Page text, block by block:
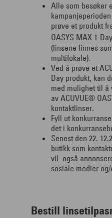
Alle som besøker
prøve et produkt
OASYS MAX 1-
(linsene finnes
multifokale).
Ved å prøve et
Day produkt, kan
med mulighet til å
av ACUVUE®
kontaktlinser.
Fyll ut
det i
Senest den 22.
butikk som
vil også
sosiale medier
Bestill